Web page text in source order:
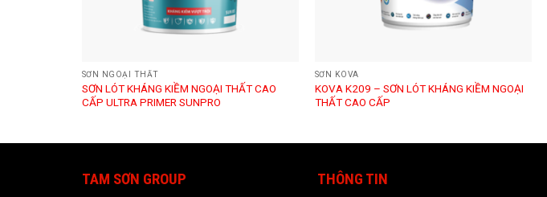
SƠN NGOẠI THẤT
SƠN LÓT KHÁNG KIỀM NGOẠI THẤT CAO
CẤP ULTRA PRIMER SUNPRO
SƠN KOVA
KOVA K209 – SƠN LÓT KHÁNG KIỀM NGOẠI
THẤT CAO CẤP
TAM SƠN GROUP THÔNG TIN